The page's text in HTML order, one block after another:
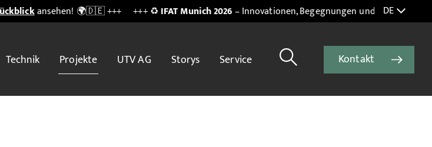
🌍🇩🇪 +++ +++ ♻️IFAT Munich 2026– Innovationen, Begegnungen und starke Impulse. Jetzt den
DE
Technik Projekte UTV AG Storys Service Kontakt